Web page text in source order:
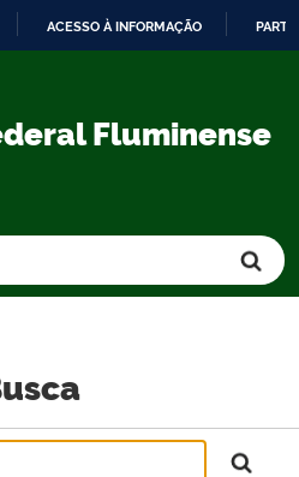
CONTEÚDO
ACESSO À INFORMAÇÃO
Fluminense